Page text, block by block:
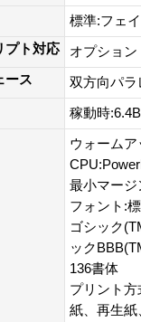
標準:フェ
プト対応
オプション
ース
双方向パラ
稼動時
ウォーム
最小マージ
フォント:
ゴシック
ック
136書体
プリント
紙、再生紙